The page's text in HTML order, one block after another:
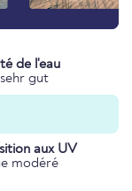
de l'eau
gut
aux UV
modéré